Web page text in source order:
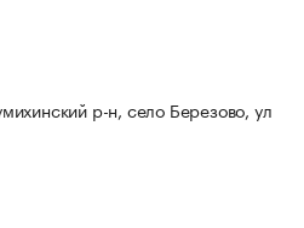
р-н, село Березово, ул